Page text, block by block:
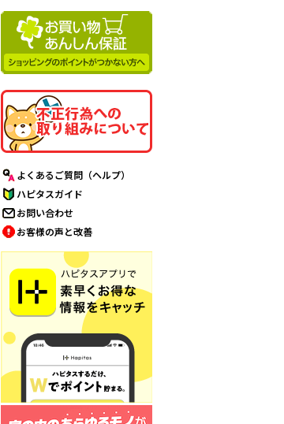
よくあるご質問（ヘルプ）
ハピタスガイド
お問い合わせ
お客様の声と改善